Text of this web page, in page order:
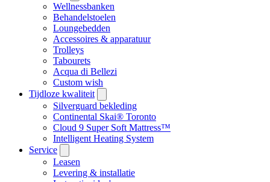
Wellnessbanken
Behandelstoelen
Loungebedden
Accessoires & apparatuur
Trolleys
Tabourets
Acqua di Bellezi
Custom wish
Tijdloze kwaliteit
Silverguard bekleding
Continental Skai® Toronto
Cloud 9 Super Soft Mattress™
Intelligent Heating System
Service
Leasen
Levering & installatie